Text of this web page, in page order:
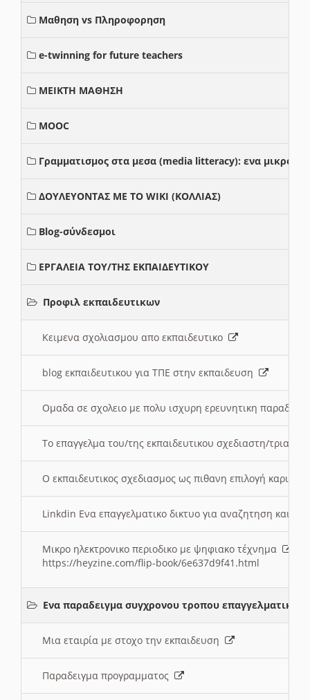
Μαθηση vs Πληροφορηση
e-twinning for future teachers
ΜΕΙΚΤΗ ΜΑΘΗΣΗ
MOOC
Γραμματισμος στα μεσα (media litteracy): ενα μικρο
ΔΟΥΛΕΥΟΝΤΑΣ ΜΕ ΤΟ WIKI (ΚΟΛΛΙΑΣ)
Blog-σύνδεσμοι
ΕΡΓΑΛΕΙΑ ΤΟΥ/ΤΗΣ ΕΚΠΑΙΔΕΥΤΙΚΟΥ
Προφιλ εκπαιδευτικων
Κειμενα σχολιασμου απο εκπαιδευτικο
blog εκπαιδευτικου για ΤΠΕ στην εκπαιδευση
Ομαδα σε σχολειο με πολυ ισχυρη ερευνητικη
Το επαγγελμα του/της εκπαιδευτικου σχεδιαστη/τριας
Ο εκπαιδευτικος σχεδιασμος ως πιθανη επιλογή
Linkdin Ενα επαγγελματικο δικτυο για αναζητηση και
Μικρο ηλεκτρονικο περιοδικο με ψηφιακο τέχνημα
https://heyzine.com/flip-book/6e637d9f41.html
Ενα παραδειγμα συγχρονου τροπου
Μια εταιρία με στοχο την εκπαιδευση
Παραδειγμα προγραμματος